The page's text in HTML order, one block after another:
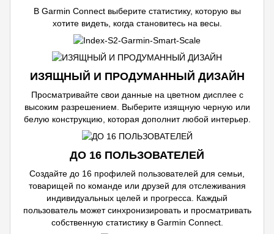
В Garmin Connect выберите статистику, которую вы
хотите видеть, когда становитесь на весы.
ИЗЯЩНЫЙ И ПРОДУМАННЫЙ ДИЗАЙН
Просматривайте свои данные на цветном дисплее с
высоким разрешением. Выберите изящную черную или
белую конструкцию, которая дополнит любой интерьер.
ДО 16 ПОЛЬЗОВАТЕЛЕЙ
Создайте до 16 профилей пользователей для семьи,
товарищей по команде или друзей для отслеживания
индивидуальных целей и прогресса. Каждый
пользователь может синхронизировать и просматривать
собственную статистику в Garmin Connect.